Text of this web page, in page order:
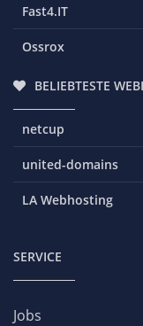
Fast4.IT
Ossrox
BELIEBTESTE
netcup
united-domains
LA Webhosting
SERVICE
Jobs